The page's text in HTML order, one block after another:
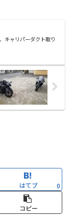
キャリパーダクト取り
はてブ 0
コピー